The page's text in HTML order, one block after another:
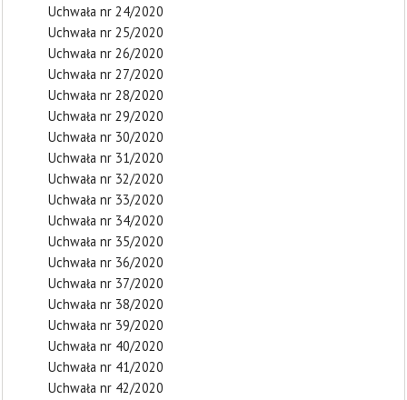
Uchwała nr 24/2020
Uchwała nr 25/2020
Uchwała nr 26/2020
Uchwała nr 27/2020
Uchwała nr 28/2020
Uchwała nr 29/2020
Uchwała nr 30/2020
Uchwała nr 31/2020
Uchwała nr 32/2020
Uchwała nr 33/2020
Uchwała nr 34/2020
Uchwała nr 35/2020
Uchwała nr 36/2020
Uchwała nr 37/2020
Uchwała nr 38/2020
Uchwała nr 39/2020
Uchwała nr 40/2020
Uchwała nr 41/2020
Uchwała nr 42/2020